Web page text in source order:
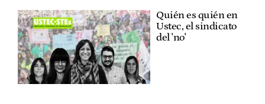
Quién es quién en
Ustec, el sindicato
del 'no'